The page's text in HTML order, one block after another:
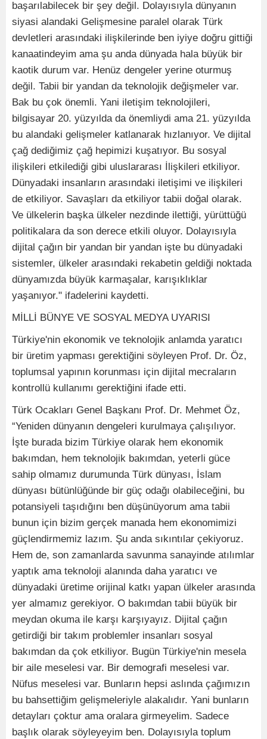
başarılabilecek bir şey değil. Dolayısıyla dünyanın
siyasi alandaki Gelişmesine paralel olarak Türk
devletleri arasındaki ilişkilerinde ben iyiye doğru gittiği
kanaatindeyim ama şu anda dünyada hala büyük bir
kaotik durum var. Henüz dengeler yerine oturmuş
değil. Tabii bir yandan da teknolojik değişmeler var.
Bak bu çok önemli. Yani iletişim teknolojileri,
bilgisayar 20. yüzyılda da önemliydi ama 21. yüzyılda
bu alandaki gelişmeler katlanarak hızlanıyor. Ve dijital
çağ dediğimiz çağ hepimizi kuşatıyor. Bu sosyal
ilişkileri etkilediği gibi uluslararası İlişkileri etkiliyor.
Dünyadaki insanların arasındaki iletişimi ve ilişkileri
de etkiliyor. Savaşları da etkiliyor tabii doğal olarak.
Ve ülkelerin başka ülkeler nezdinde ilettiği, yürüttüğü
politikalara da son derece etkili oluyor. Dolayısıyla
dijital çağın bir yandan bir yandan işte bu dünyadaki
sistemler, ülkeler arasındaki rekabetin geldiği noktada
dünyamızda büyük karmaşalar, karışıklıklar
yaşanıyor." ifadelerini kaydetti.
MİLLİ BÜNYE VE SOSYAL MEDYA UYARISI
Türkiye'nin ekonomik ve teknolojik anlamda yaratıcı
bir üretim yapması gerektiğini söyleyen Prof. Dr. Öz,
toplumsal yapının korunması için dijital mecraların
kontrollü kullanımı gerektiğini ifade etti.
Türk Ocakları Genel Başkanı Prof. Dr. Mehmet Öz,
“Yeniden dünyanın dengeleri kurulmaya çalışılıyor.
İşte burada bizim Türkiye olarak hem ekonomik
bakımdan, hem teknolojik bakımdan, yeterli güce
sahip olmamız durumunda Türk dünyası, İslam
dünyası bütünlüğünde bir güç odağı olabileceğini, bu
potansiyeli taşıdığını ben düşünüyorum ama tabii
bunun için bizim gerçek manada hem ekonomimizi
güçlendirmemiz lazım. Şu anda sıkıntılar çekiyoruz.
Hem de, son zamanlarda savunma sanayinde atılımlar
yaptık ama teknoloji alanında daha yaratıcı ve
dünyadaki üretime orijinal katkı yapan ülkeler arasında
yer almamız gerekiyor. O bakımdan tabii büyük bir
meydan okuma ile karşı karşıyayız. Dijital çağın
getirdiği bir takım problemler insanları sosyal
bakımdan da çok etkiliyor. Bugün Türkiye'nin mesela
bir aile meselesi var. Bir demografi meselesi var.
Nüfus meselesi var. Bunların hepsi aslında çağımızın
bu bahsettiğim gelişmeleriyle alakalıdır. Yani bunların
detayları çoktur ama oralara girmeyelim. Sadece
başlık olarak söyleyeyim ben. Dolayısıyla toplum